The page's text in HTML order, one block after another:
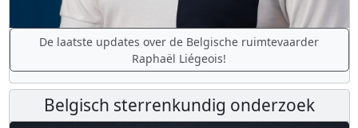
De laatste updates over de Belgische ruimtevaarder
Raphaël Liégeois!
Belgisch sterrenkundig onderzoek